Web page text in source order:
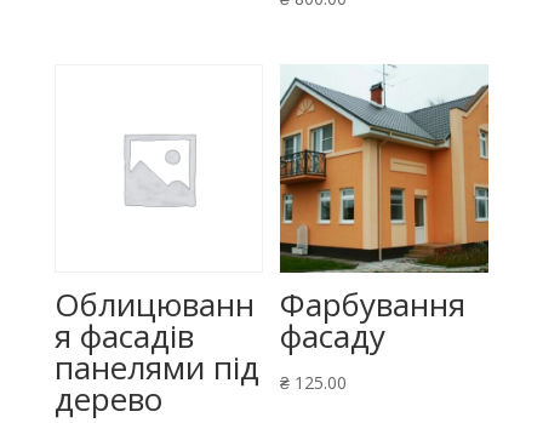
Облицюванн
я фасадів
панелями під
дерево
Фарбування
фасаду
₴ 125.00